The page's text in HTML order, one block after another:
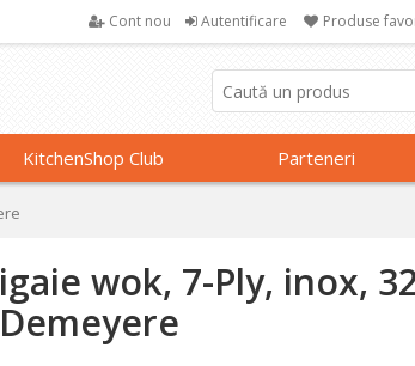
Cont nou Autentificare Produse
KitchenShop Club Parteneri
wok, 7-Ply, inox,